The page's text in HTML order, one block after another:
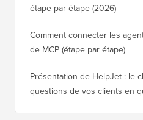
étape par étape (2026)
Comment connecter les
de MCP (étape par étape)
Présentation de HelpJet : le
questions de vos clients en